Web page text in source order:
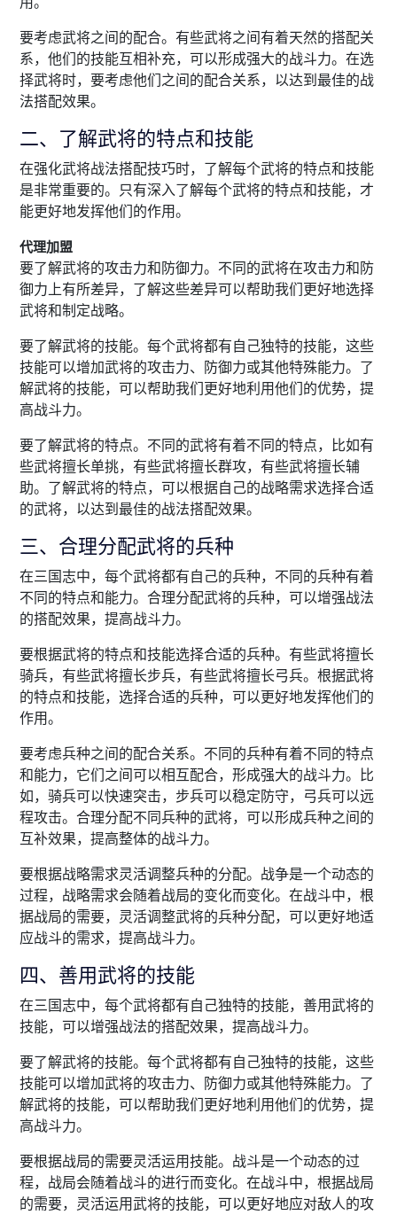
要考虑武将之间的配合。有些武将之间有着天然的搭配关
系，他们的技能互相补充，可以形成强大的战斗力。在选
择武将时，要考虑他们之间的配合关系，以达到最佳的战
法搭配效果。
二、了解武将的特点和技能
在强化武将战法搭配技巧时，了解每个武将的特点和技能
是非常重要的。只有深入了解每个武将的特点和技能，才
能更好地发挥他们的作用。
代理加盟
要了解武将的攻击力和防御力。不同的武将在攻击力和防
御力上有所差异，了解这些差异可以帮助我们更好地选择
武将和制定战略。
要了解武将的技能。每个武将都有自己独特的技能，这些
技能可以增加武将的攻击力、防御力或其他特殊能力。了
解武将的技能，可以帮助我们更好地利用他们的优势，提
高战斗力。
要了解武将的特点。不同的武将有着不同的特点，比如有
些武将擅长单挑，有些武将擅长群攻，有些武将擅长辅
助。了解武将的特点，可以根据自己的战略需求选择合适
的武将，以达到最佳的战法搭配效果。
三、合理分配武将的兵种
在三国志中，每个武将都有自己的兵种，不同的兵种有着
不同的特点和能力。合理分配武将的兵种，可以增强战法
的搭配效果，提高战斗力。
要根据武将的特点和技能选择合适的兵种。有些武将擅长
骑兵，有些武将擅长步兵，有些武将擅长弓兵。根据武将
的特点和技能，选择合适的兵种，可以更好地发挥他们的
作用。
要考虑兵种之间的配合关系。不同的兵种有着不同的特点
和能力，它们之间可以相互配合，形成强大的战斗力。比
如，骑兵可以快速突击，步兵可以稳定防守，弓兵可以远
程攻击。合理分配不同兵种的武将，可以形成兵种之间的
互补效果，提高整体的战斗力。
要根据战略需求灵活调整兵种的分配。战争是一个动态的
过程，战略需求会随着战局的变化而变化。在战斗中，根
据战局的需要，灵活调整武将的兵种分配，可以更好地适
应战斗的需求，提高战斗力。
四、善用武将的技能
在三国志中，每个武将都有自己独特的技能，善用武将的
技能，可以增强战法的搭配效果，提高战斗力。
要了解武将的技能。每个武将都有自己独特的技能，这些
技能可以增加武将的攻击力、防御力或其他特殊能力。了
解武将的技能，可以帮助我们更好地利用他们的优势，提
高战斗力。
要根据战局的需要灵活运用技能。战斗是一个动态的过
程，战局会随着战斗的进行而变化。在战斗中，根据战局
的需要，灵活运用武将的技能，可以更好地应对敌人的攻